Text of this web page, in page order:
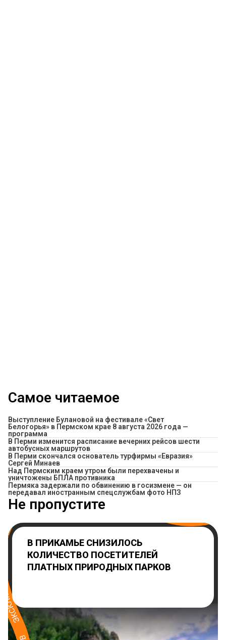
Самое читаемое
Выступление Булановой на фестивале «Свет
Белогорья» в Пермском крае 8 августа 2026 года —
программа
​В Перми изменится расписание вечерних рейсов шести
автобусных маршрутов
В Перми скончался основатель турфирмы «Евразия»
Сергей Минаев
Над Пермским краем утром были перехвачены и
уничтожены БПЛА противника
Пермяка задержали по обвинению в госизмене — он
передавал иностранным спецслужбам фото НПЗ
Не пропустите
В ПРИКАМЬЕ СНИЗИЛОСЬ
КОЛИЧЕСТВО ПОСЕТИТЕЛЕЙ
ПЛАТНЫХ ПРИРОДНЫХ ПАРКОВ